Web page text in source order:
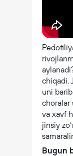
chiqadi.
uni
choralar
va xavf
jinsiy
Bugun